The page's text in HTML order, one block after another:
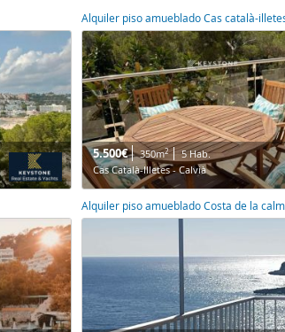
Alquiler piso amueblado Cas català-
5.500€ 350m2
5 Hab.
Cas Català-Illetes - Calvià
Alquiler piso amueblado Costa de la